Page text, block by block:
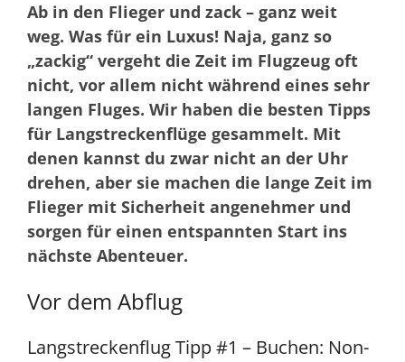
Ab in den Flieger und zack – ganz weit
weg. Was für ein Luxus! Naja, ganz so
„zackig“ vergeht die Zeit im Flugzeug oft
nicht, vor allem nicht während eines sehr
langen Fluges. Wir haben die besten Tipps
für Langstreckenflüge gesammelt. Mit
denen kannst du zwar nicht an der Uhr
drehen, aber sie machen die lange Zeit im
Flieger mit Sicherheit angenehmer und
sorgen für einen entspannten Start ins
nächste Abenteuer.
Vor dem Abflug
Langstreckenflug Tipp #1 – Buchen: Non-